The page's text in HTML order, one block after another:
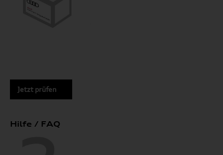
Jetzt prüfen
Hilfe / FAQ